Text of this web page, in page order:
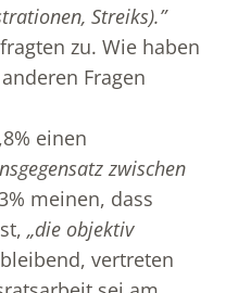
Streiks).”
zu. Wie haben
Fragen
einen
zwischen
meinen, dass
„die objektiv
vertreten